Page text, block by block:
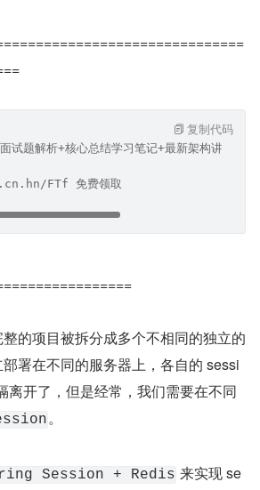
试题解析+核心总结学习笔记+最新架构讲解视
FTf 免费领取
复制代码
的项目被拆分成多个不相同的独立的
署在不同的服务器上，各自的 sessi
离开了，但是经常，我们需要在不同
。
Session + Redis 来实现 se